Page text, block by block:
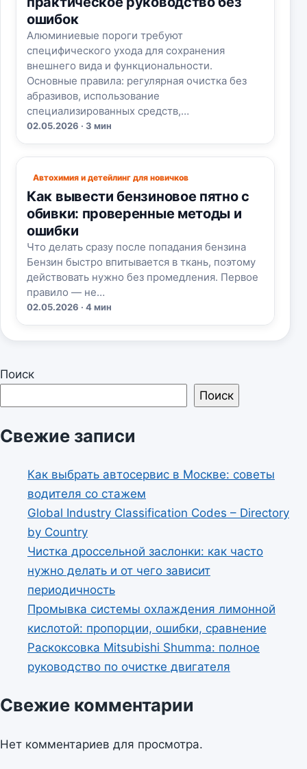
ошибок
Алюминиевые пороги требуют
специфического ухода для сохранения
внешнего вида и функциональности.
Основные правила: регулярная очистка без
абразивов, использование
специализированных средств,…
02.05.2026 · 3 мин
Автохимия и детейлинг для новичков
Как вывести бензиновое пятно с
обивки: проверенные методы и
ошибки
Что делать сразу после попадания бензина
Бензин быстро впитывается в ткань, поэтому
действовать нужно без промедления. Первое
правило — не…
02.05.2026 · 4 мин
Поиск
Поиск
Свежие записи
Как выбрать автосервис в Москве: советы
водителя со стажем
Global Industry Classification Codes – Directory
by Country
Чистка дроссельной заслонки: как часто
нужно делать и от чего зависит
периодичность
Промывка системы охлаждения лимонной
кислотой: пропорции, ошибки, сравнение
Раскоксовка Mitsubishi Shumma: полное
руководство по очистке двигателя
Свежие комментарии
Нет комментариев для просмотра.